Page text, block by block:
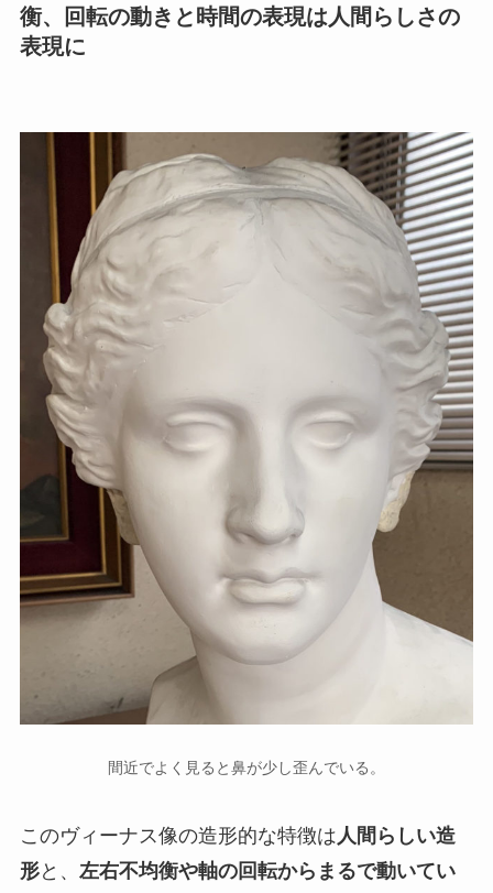
衡、回転の動きと時間の表現は人間らしさの
表現に
間近でよく見ると鼻が少し歪んでいる。
このヴィーナス像の造形的な特徴は 人間らしい造
形と、 左右不均衡や軸の回転からまるで動いてい